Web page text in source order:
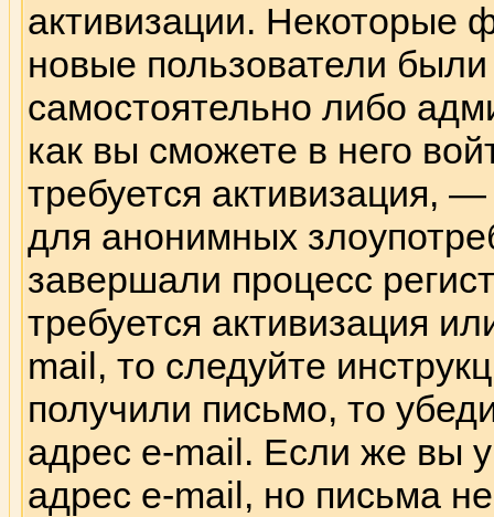
активизации. Некоторые
новые пользователи
самостоятельно либо
как вы сможете в него
требуется активизация,
для анонимных
завершали процесс
требуется активизация
mail, то следуйте
получили письмо, то
адрес e-mail. Если же вы
адрес e-mail, но письма